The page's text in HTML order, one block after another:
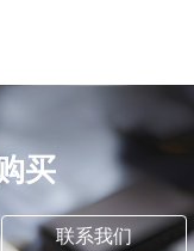
买
联系我们